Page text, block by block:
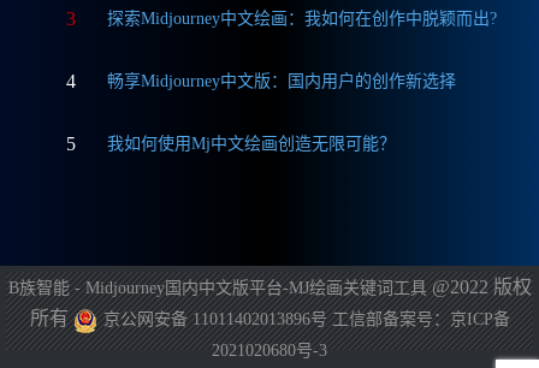
3 探索Midjourney中文绘画：我如何在创作中脱颖而出?
4 畅享Midjourney中文版：国内用户的创作新选择
5 我如何使用Mj中文绘画创造无限可能？
B族智能 - Midjourney国内中文版平台-MJ绘画关键词工具@2022 版权
所有
京公网安备 11011402013896号 工信部备案号：京ICP备
2021020680号-3